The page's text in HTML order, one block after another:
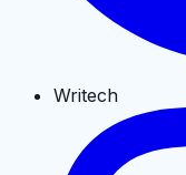
Writech